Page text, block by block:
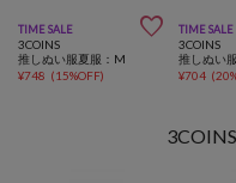
TIME SALE 
3COINS
推しぬい服夏服：M
¥748 (15%OFF)
TIME SALE
3COINS
¥704 (